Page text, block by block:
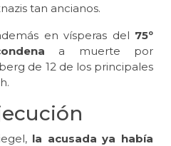
tan ancianos.
en vísperas del 75º
a muerte por
de 12 de los principales
la acusada ya había